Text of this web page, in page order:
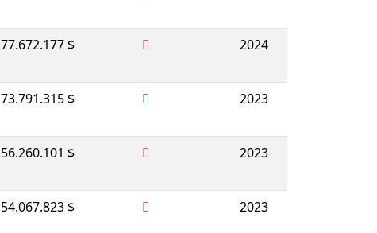
77.672.177 $ 2024
73.791.315 $ 2023
56.260.101 $ 2023
54.067.823 $ 2023